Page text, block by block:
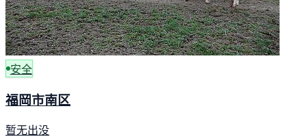
安全
福岡市南区
暂无出没